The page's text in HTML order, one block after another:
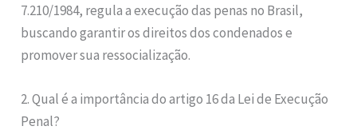
7.210/1984, regula a execução das penas no Brasil,
buscando garantir os direitos dos condenados e
promover sua ressocialização.
2. Qual é a importância do artigo 16 da Lei de Execução
Penal?